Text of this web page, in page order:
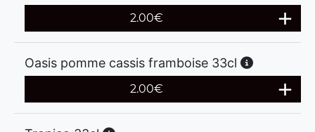
2.00€
Oasis pomme cassis framboise 33cl
2.00€